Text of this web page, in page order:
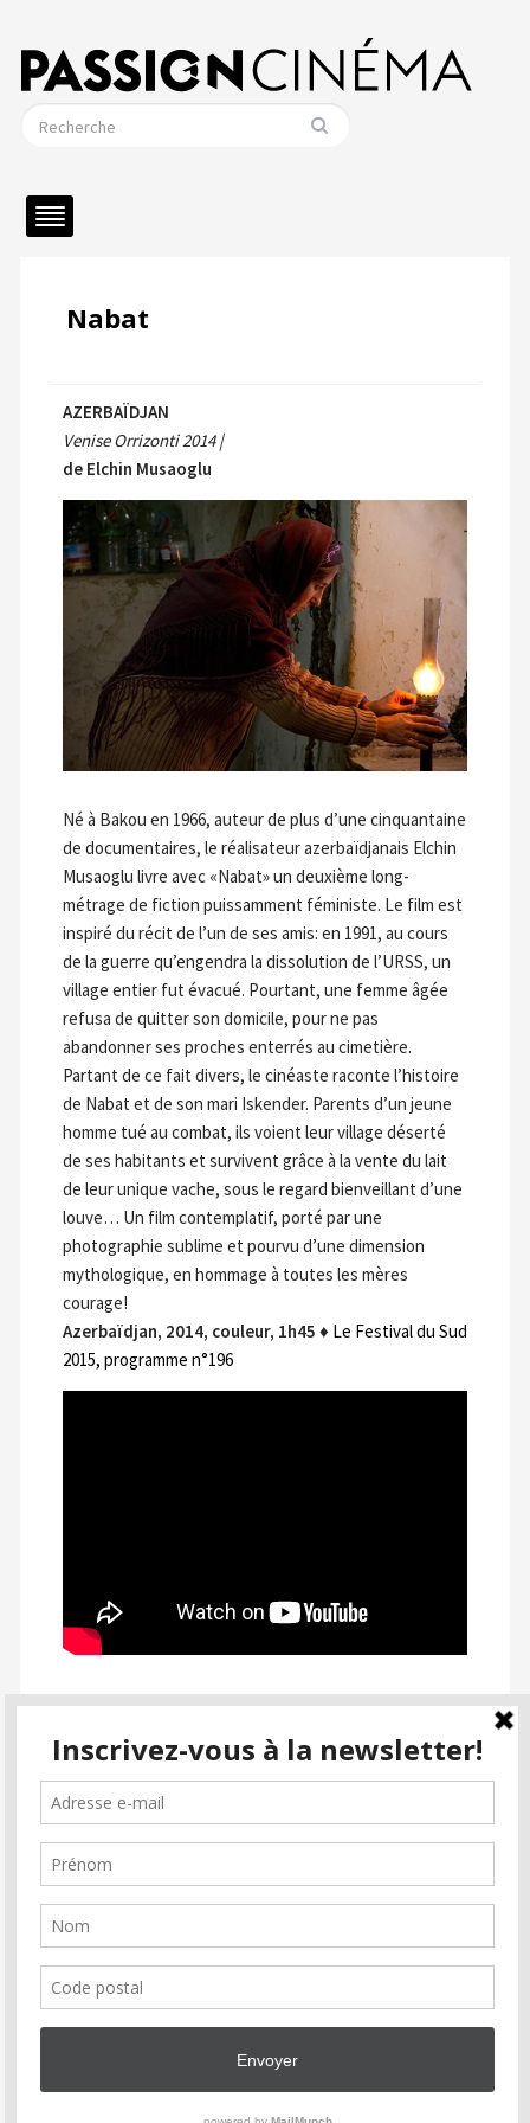
Nabat
AZERBAÏDJAN
Venise Orrizonti 2014 |
de Elchin Musaoglu
Né à Bakou en 1966, auteur de plus d’une cinquantaine
de documentaires, le réalisateur azerbaïdjanais Elchin
Musaoglu livre avec «Nabat» un deuxième long-
métrage de fiction puissamment féministe. Le film est
inspiré du récit de l’un de ses amis: en 1991, au cours
de la guerre qu’engendra la dissolution de l’URSS, un
village entier fut évacué. Pourtant, une femme âgée
refusa de quitter son domicile, pour ne pas
abandonner ses proches enterrés au cimetière.
Partant de ce fait divers, le cinéaste raconte l’histoire
de Nabat et de son mari Iskender. Parents d’un jeune
homme tué au combat, ils voient leur village déserté
de ses habitants et survivent grâce à la vente du lait
de leur unique vache, sous le regard bienveillant d’une
louve… Un film contemplatif, porté par une
photographie sublime et pourvu d’une dimension
mythologique, en hommage à toutes les mères
courage!
Azerbaïdjan, 2014, couleur, 1h45 ♦ Le Festival du Sud
2015, programme n°196
SUIVEZ PASSION CINÉMA
facebookinstagramemail-
alt2
Inscrivez-vous à la newsletter
Soutenez Passion Cinéma
Faire un don
Association
Partenaires